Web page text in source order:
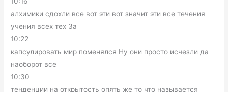
алхимики сдохли все вот эти вот значит эти все течения
учения всех тех За
10:22
капсулировать мир поменялся Ну они просто исчезли да
наоборот все
10:30
тенденции на открытость опять же то что называется